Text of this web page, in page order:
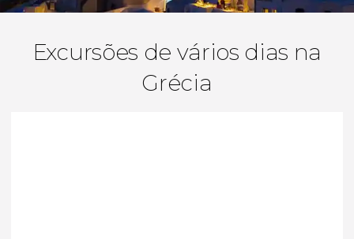
Excursões de vários dias na
Grécia